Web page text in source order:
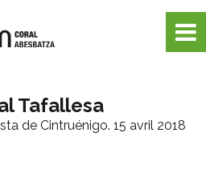
Tafallesa
de Cintruénigo. 15 avril 2018